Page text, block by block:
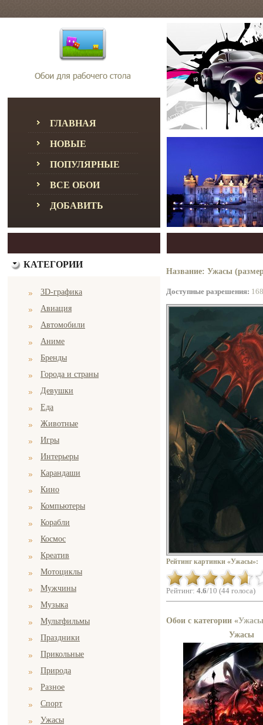
ГЛАВНАЯ
НОВЫЕ
ПОПУЛЯРНЫЕ
ВСЕ ОБОИ
ДОБАВИТЬ
КАТЕГОРИИ
3D-графика
Авиация
Автомобили
Аниме
Бренды
Города и страны
Девушки
Еда
Животные
Игры
Интерьеры
Карандаши
Кино
Компьютеры
Корабли
Космос
Креатив
Мотоциклы
Мужчины
Музыка
Мультфильмы
Праздники
Прикольные
Природа
Разное
Спорт
Ужасы
Название: Ужасы
Доступные разрешения:
Рейтинг картинки «Ужасы»:
Рейтинг: 4.6/10 (44 голоса)
Обои с категории «Ужасы
Ужасы